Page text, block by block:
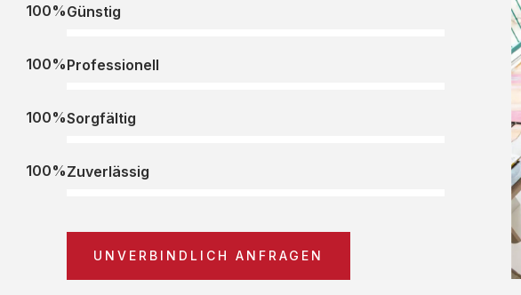
Günstig
100%
Professionell
100%
Sorgfältig
100%
Zuverlässig
100%
UNVERBINDLICH ANFRAGEN